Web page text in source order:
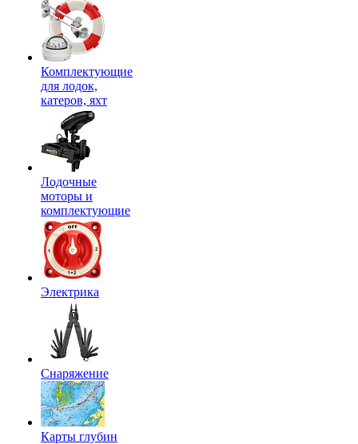
Комплектующие
для лодок,
катеров, яхт
Лодочные
моторы и
комплектующие
Электрика
Снаряжение
Карты глубин